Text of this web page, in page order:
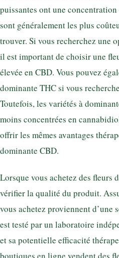
puissantes ont une
sont généralement les plus
trouver. Si vous recherchez une
il est important de choisir une
élevée en CBD. Vous pouvez
dominante THC si vous
Toutefois, les variétés à
moins concentrées en
offrir les mêmes avantages
dominante CBD.
Lorsque vous achetez des fleurs
vérifier la qualité du produit.
vous achetez proviennent d’une
est testé par un laboratoire
et sa potentielle efficacité
boutiques en ligne vendent des